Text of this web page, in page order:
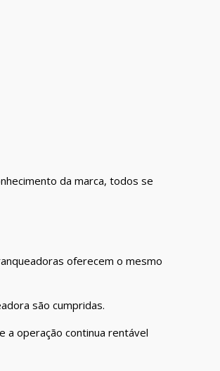
da marca, todos se
oferecem o mesmo
são cumpridas.
a operação continua rentável